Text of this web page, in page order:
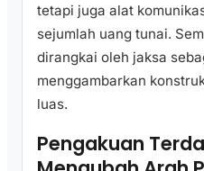
tetapi juga alat
sejumlah uang tunai.
dirangkai oleh jaksa
menggambarkan
luas.
Pengakuan